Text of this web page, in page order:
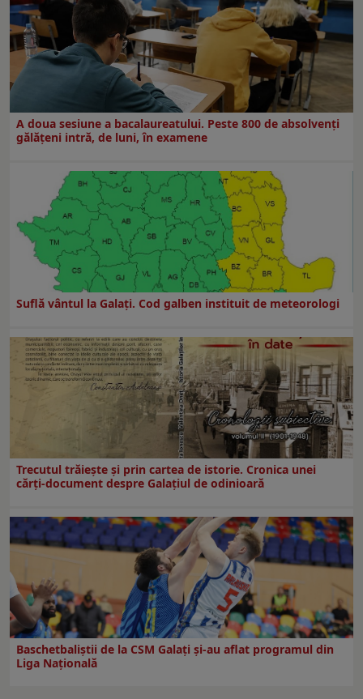
A doua sesiune a bacalaureatului. Peste 800 de absolvenţi
gălăţeni intră, de luni, în examene
Suflă vântul la Galaţi. Cod galben instituit de meteorologi
Trecutul trăiește și prin cartea de istorie. Cronica unei
cărți-document despre Galațiul de odinioară
Baschetbaliștii de la CSM Galați și-au aflat programul din
Liga Națională